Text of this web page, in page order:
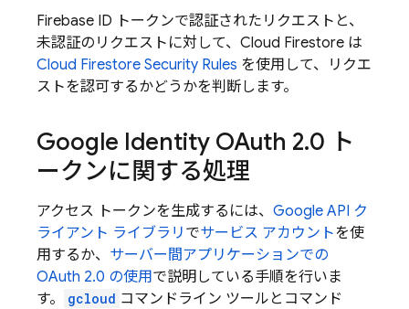
Firebase ID トークンで認証されたリクエストと、
未認証のリクエストに対して、 Cloud Firestore は
Cloud Firestore Security Rules を使用して、リクエ
ストを認可するかどうかを判断します。
Google Identity OAuth 2.0 ト
ークンに関する処理
アクセス トークンを生成するには、 Google API ク
ライアント ライブラリ でサービス アカウントを使
用するか、 サーバー間アプリケーションでの
OAuth 2.0 の使用で説明している手順を行いま
す。
gcloud コマンドライン ツールとコマンド